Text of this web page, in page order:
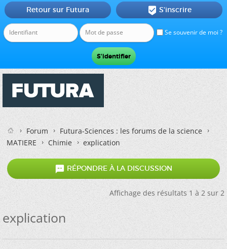
Se souvenir de moi ?
Retour sur Futura  S'inscrire
Forum
Futura-Sciences : les forums de la science
MATIERE
Chimie explication
 RÉPONDRE À LA DISCUSSION
Affichage des résultats 1 à 2 sur 2
explication